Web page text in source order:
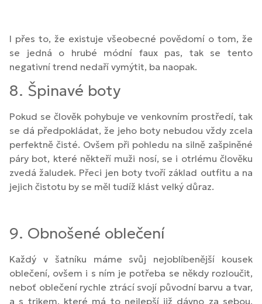
I přes to, že existuje všeobecné povědomí o tom, že
se jedná o hrubé módní faux pas, tak se tento
negativní trend nedaří vymýtit, ba naopak.
8. Špinavé boty
Pokud se člověk pohybuje ve venkovním prostředí, tak
se dá předpokládat, že jeho boty nebudou vždy zcela
perfektně čisté. Ovšem při pohledu na silně zašpiněné
páry bot, které někteří muži nosí, se i otrlému člověku
zvedá žaludek. Přeci jen boty tvoří základ outfitu a na
jejich čistotu by se měl tudíž klást velký důraz.
9. Obnošené oblečení
Každý v šatníku máme svůj nejoblíbenější kousek
oblečení, ovšem i s ním je potřeba se někdy rozloučit,
neboť oblečení rychle ztrácí svojí původní barvu a tvar,
a s trikem, které má to nejlepší již dávno za sebou,